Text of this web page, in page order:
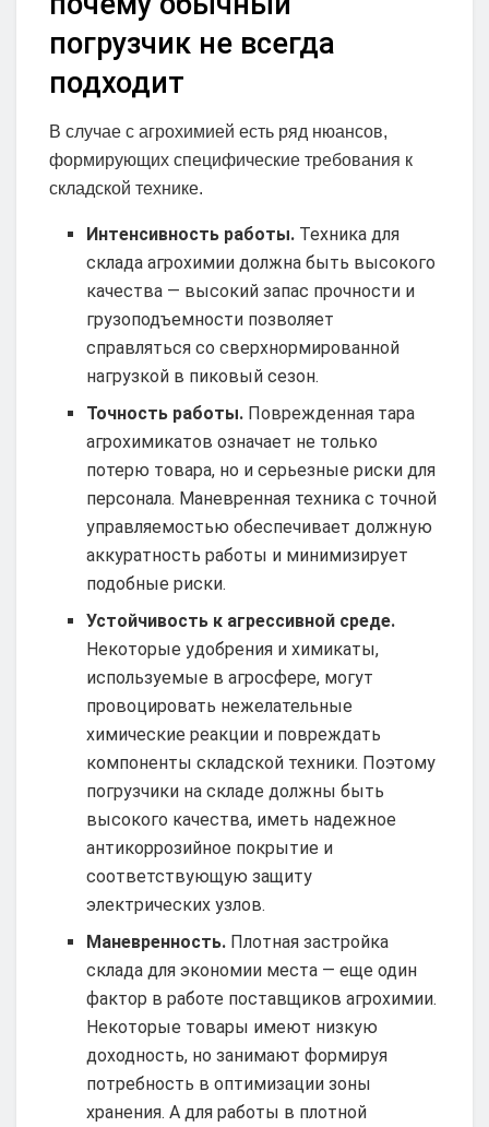
погрузчик не всегда
подходит
В случае с агрохимией есть ряд нюансов,
формирующих специфические требования к
складской технике.
Интенсивность работы. Техника для
склада агрохимии должна быть высокого
качества — высокий запас прочности и
грузоподъемности позволяет
справляться со сверхнормированной
нагрузкой в пиковый сезон.
Точность работы. Поврежденная тара
агрохимикатов означает не только
потерю товара, но и серьезные риски для
персонала. Маневренная техника с точной
управляемостью обеспечивает должную
аккуратность работы и минимизирует
подобные риски.
Устойчивость к агрессивной среде.
Некоторые удобрения и химикаты,
используемые в агросфере, могут
провоцировать нежелательные
химические реакции и повреждать
компоненты складской техники. Поэтому
погрузчики на складе должны быть
высокого качества, иметь надежное
антикоррозийное покрытие и
соответствующую защиту
электрических узлов.
Маневренность. Плотная застройка
склада для экономии места — еще один
фактор в работе поставщиков агрохимии.
Некоторые товары имеют низкую
доходность, но занимают формируя
потребность в оптимизации зоны
хранения. А для работы в плотной